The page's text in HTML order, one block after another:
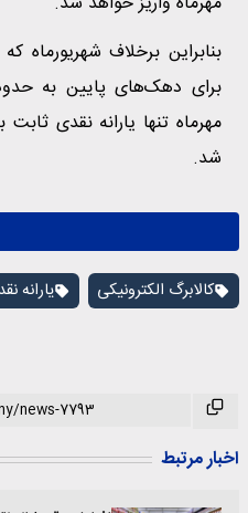
بنابراین برخلاف شهریورماه
مهرماه تنها یارانه نقدی
شد.
کالابرگ الکترونیکی یارانه
اخبار مرتبط